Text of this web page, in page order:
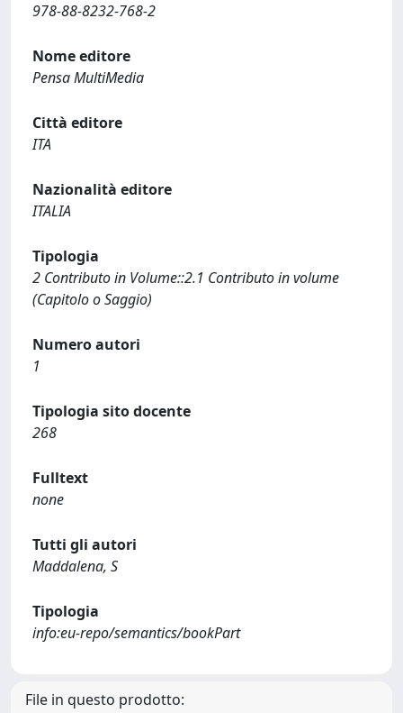
978-88-8232-768-2
Nome editore
Pensa MultiMedia
Città editore
ITA
Nazionalità editore
ITALIA
Tipologia
2 Contributo in Volume::2.1 Contributo in volume
(Capitolo o Saggio)
Numero autori
1
Tipologia sito docente
268
Fulltext
none
Tutti gli autori
Maddalena, S
Tipologia
info:eu-repo/semantics/bookPart
File in questo prodotto: